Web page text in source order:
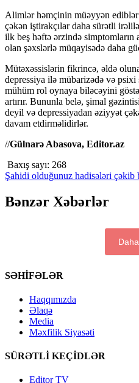
Alimlər həmçinin müəyyən
çəkən iştirakçılar daha sürətli
ilk beş həftə ərzində simptomların
olan şəxslərlə müqayisədə daha
Mütəxəssislərin fikrincə, əldə
depressiya ilə mübarizədə və psixi
mühüm rol oynaya biləcəyini
artırır. Bununla belə, şimal
deyil və depressiyadan əziyyət
davam etdirməlidirlər.
//Gülnarə Abasova, Editor.az
Baxış sayı: 268
Şahidi olduğunuz hadisələri çəkib
Bənzər Xəbərlər
SƏHİFƏLƏR
Haqqımızda
Əlaqə
Media
Məxfilik Siyasəti
SÜRƏTLİ KEÇİDLƏR
Editor TV